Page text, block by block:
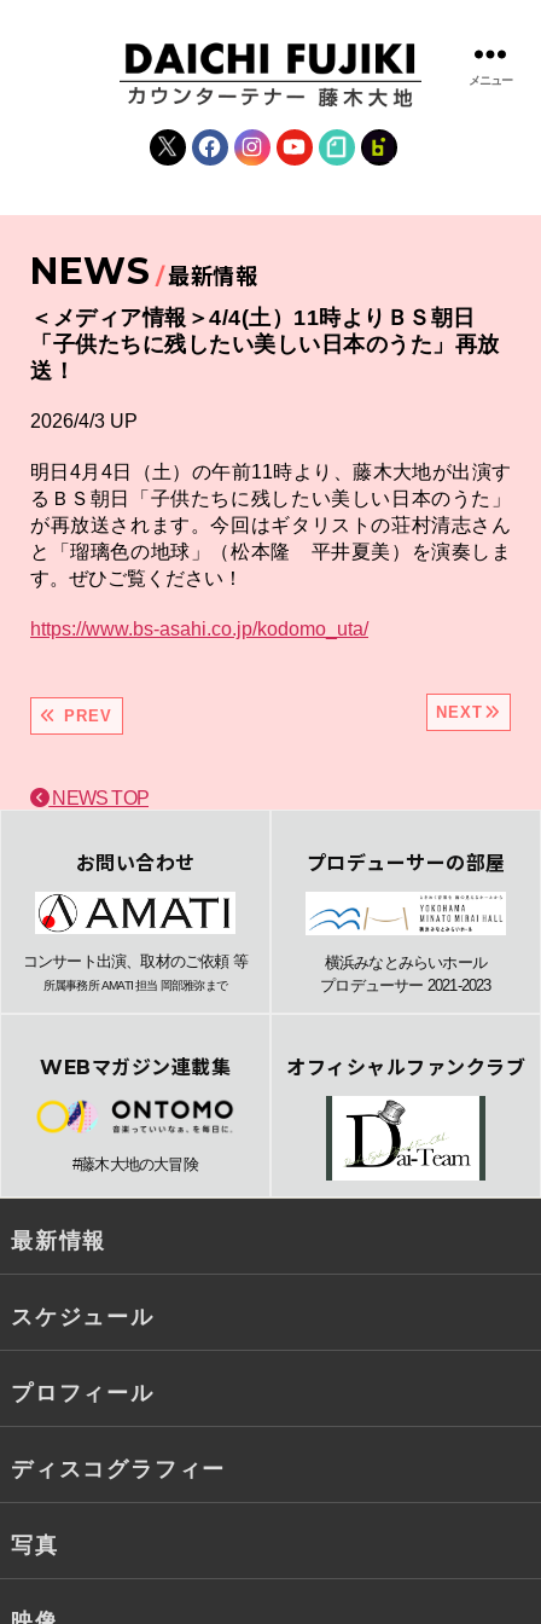
木
大
|
WEBSITE
X FacebookInstagramYouTube
note fanclub
メニュー
NEWS 最新情報
＜メディア情報＞4/4(土）11時よりＢＳ朝日
「子供たちに残したい美しい日本のうた」再放
送！
2026/4/3 UP
明日4月4日（土）の午前11時より、藤木大地が出演す
るＢＳ朝日「子供たちに残したい美しい日本のうた」
が再放送されます。今回はギタリストの荘村清志さん
と「瑠璃色の地球」（松本隆 平井夏美）を演奏しま
す。ぜひご覧ください！
https://www.bs-asahi.co.jp/kodomo_uta/
PREV NEXT
NEWS TOP
お問い合わせ
コンサート出演、取材のご依頼 等
所属事務所 AMATI 担当 岡部雅弥まで
プロデューサーの部屋
横浜みなとみらいホール
プロデューサー 2021-2023
WEBマガジン連載集
#藤木大地の大冒険
オフィシャルファンクラブ
最新情報
スケジュール
プロフィール
ディスコグラフィー
写真